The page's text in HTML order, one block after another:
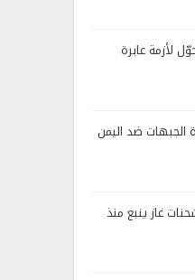
لأزمة عابرة
ضد اليمن
غاز ينبع منذ